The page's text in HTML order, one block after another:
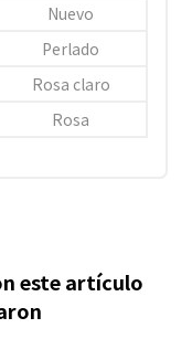
Nuevo
Perlado
Rosa claro
Rosa
este artículo